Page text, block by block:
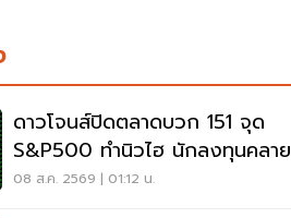
ดาวโจนส์ปิดตลาดบวก 151 จุด
S&P500 ทำนิวไฮ นักลงทุนคลาย
กังวลเฟดขึ้นดอกเบี้ย
08 ส.ค. 2569 | 01:12 น.